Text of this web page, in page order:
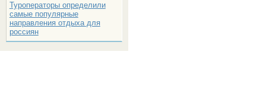
Туроператоры определили
самые популярные
направления отдыха для
россиян